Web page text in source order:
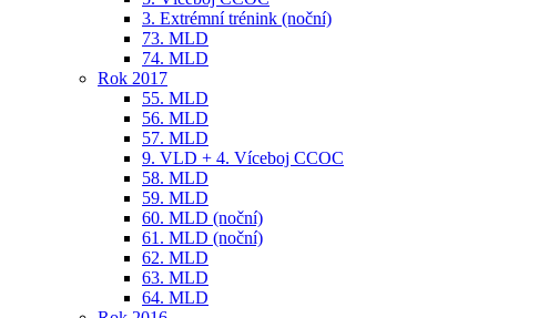
3. Extrémní trénink (noční)
73. MLD
74. MLD
Rok 2017
55. MLD
56. MLD
57. MLD
9. VLD + 4. Víceboj CCOC
58. MLD
59. MLD
60. MLD (noční)
61. MLD (noční)
62. MLD
63. MLD
64. MLD